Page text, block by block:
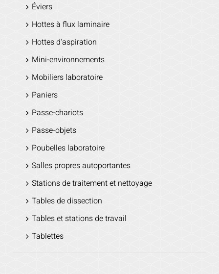
Éviers
Hottes à flux laminaire
Hottes d'aspiration
Mini-environnements
Mobiliers laboratoire
Paniers
Passe-chariots
Passe-objets
Poubelles laboratoire
Salles propres autoportantes
Stations de traitement et nettoyage
Tables de dissection
Tables et stations de travail
Tablettes